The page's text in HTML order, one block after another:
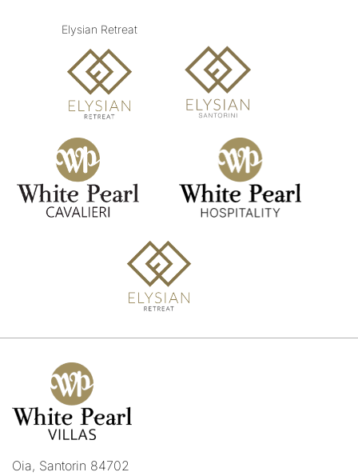
Elysian Retreat
Oia, Santorin 84702